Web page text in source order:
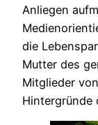
Anliegen
die
Mutter des
Mitglieder
Hintergründe